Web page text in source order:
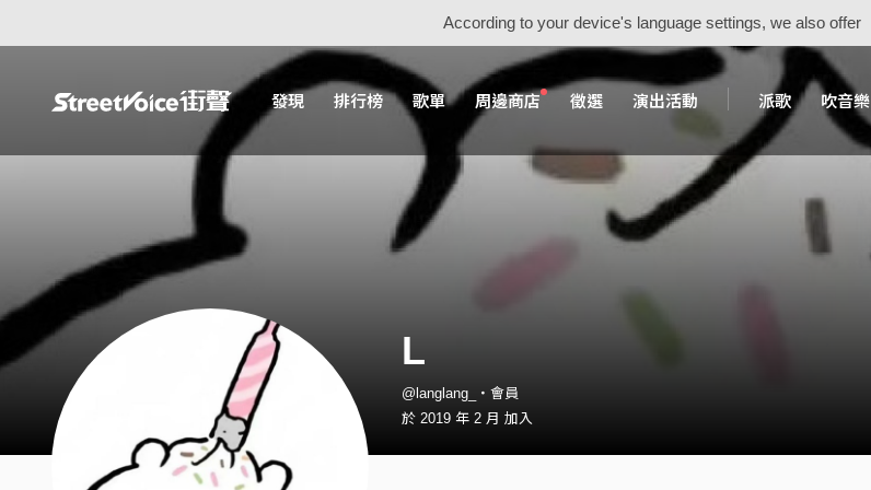
According to your device's language settings, we also offer
發現 排行榜 歌單 周邊商店 徵選 演出活動 派歌 吹音樂
L
@langlang_・會員
於 2019 年 2 月 加入